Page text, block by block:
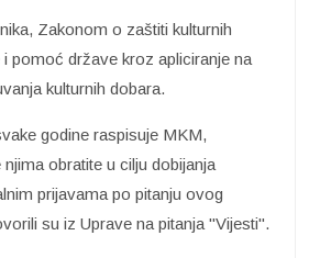
Zakonom o zaštiti kulturnih
pomoć države kroz apliciranje na
kulturnih dobara.
godine raspisuje MKM,
obratite u cilju dobijanja
prijavama po pitanju ovog
su iz Uprave na pitanja "Vijesti".